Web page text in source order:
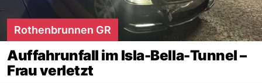
Rothenbrunnen GR
Auffahrunfall im Isla-Bella-Tunnel –
Frau verletzt